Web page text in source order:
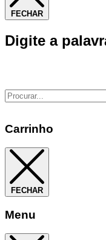
FECHAR
Digite a
Carrinho
FECHAR
Menu